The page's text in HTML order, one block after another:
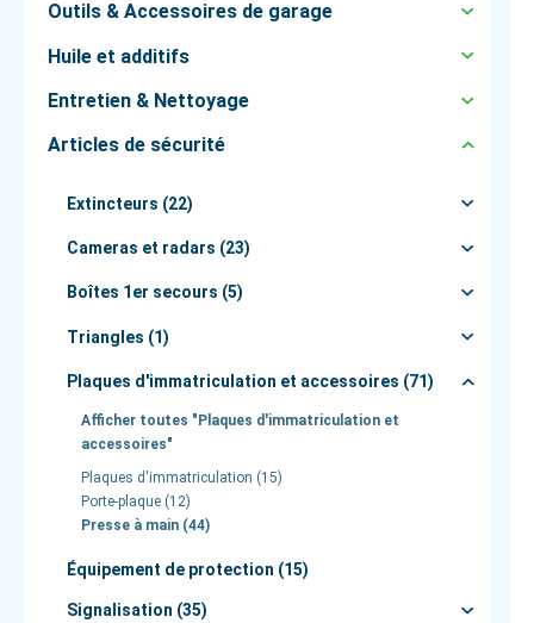
Outils & Accessoires de garage
Huile et additifs
Entretien & Nettoyage
Articles de sécurité
Extincteurs (22)
Cameras et radars (23)
Boîtes 1er secours (5)
Triangles (1)
Plaques d'immatriculation et accessoires (71)
Afficher toutes "Plaques d'immatriculation et
accessoires"
Plaques d'immatriculation (15)
Porte-plaque (12)
Presse à main (44)
Équipement de protection (15)
Signalisation (35)